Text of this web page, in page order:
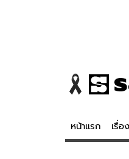
หน้าแรก เรื่